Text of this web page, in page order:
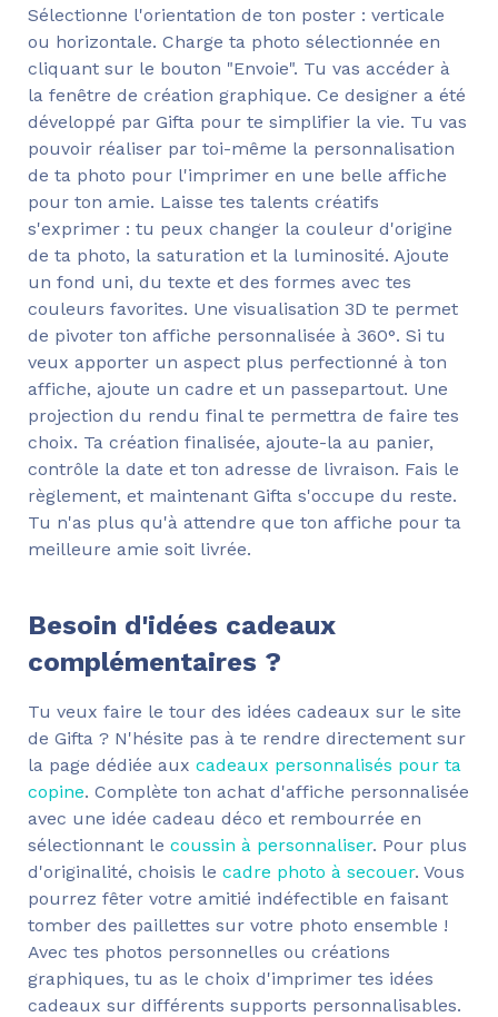
Sélectionne l'orientation de ton poster : verticale
ou horizontale. Charge ta photo sélectionnée en
cliquant sur le bouton "Envoie". Tu vas accéder à
la fenêtre de création graphique. Ce designer a été
développé par Gifta pour te simplifier la vie. Tu vas
pouvoir réaliser par toi-même la personnalisation
de ta photo pour l'imprimer en une belle affiche
pour ton amie. Laisse tes talents créatifs
s'exprimer : tu peux changer la couleur d'origine
de ta photo, la saturation et la luminosité. Ajoute
un fond uni, du texte et des formes avec tes
couleurs favorites. Une visualisation 3D te permet
de pivoter ton affiche personnalisée à 360°. Si tu
veux apporter un aspect plus perfectionné à ton
affiche, ajoute un cadre et un passepartout. Une
projection du rendu final te permettra de faire tes
choix. Ta création finalisée, ajoute-la au panier,
contrôle la date et ton adresse de livraison. Fais le
règlement, et maintenant Gifta s'occupe du reste.
Tu n'as plus qu'à attendre que ton affiche pour ta
meilleure amie soit livrée.
Besoin d'idées cadeaux
complémentaires ?
Tu veux faire le tour des idées cadeaux sur le site
de Gifta ? N'hésite pas à te rendre directement sur
la page dédiée aux cadeaux personnalisés pour ta
copine. Complète ton achat d'affiche personnalisée
avec une idée cadeau déco et rembourrée en
sélectionnant le coussin à personnaliser. Pour plus
d'originalité, choisis le cadre photo à secouer. Vous
pourrez fêter votre amitié indéfectible en faisant
tomber des paillettes sur votre photo ensemble !
Avec tes photos personnelles ou créations
graphiques, tu as le choix d'imprimer tes idées
cadeaux sur différents supports personnalisables.